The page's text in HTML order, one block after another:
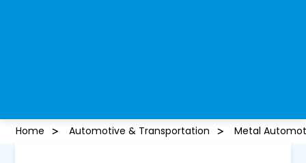
Home Automotive & Transportation Metal